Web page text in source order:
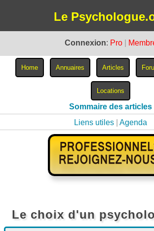
Le
Connexion: Pro
Sommaire des articles
Liens utiles
Agenda
Le choix d'un